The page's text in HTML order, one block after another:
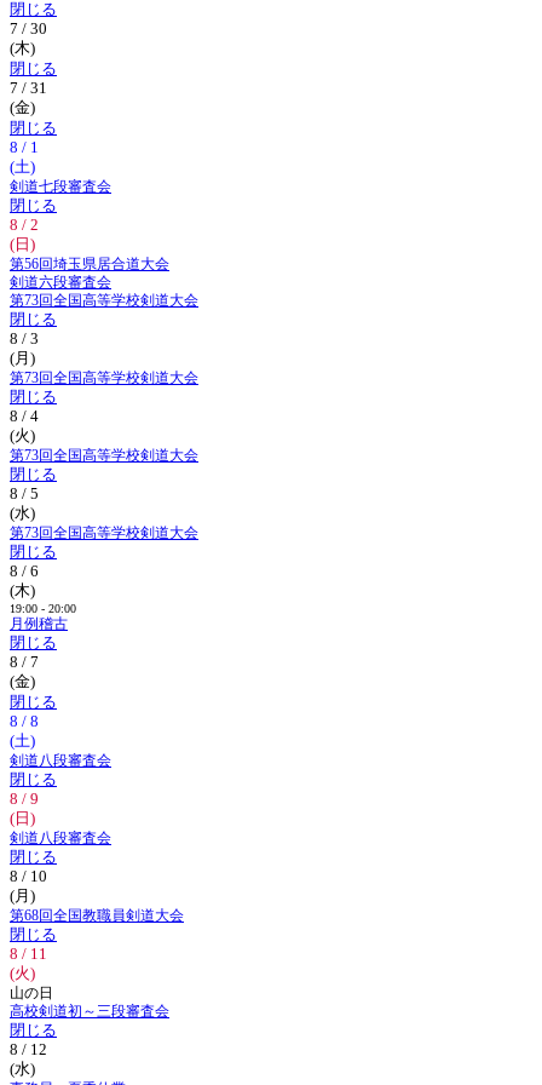
閉じる
7 / 30
(木)
閉じる
7 / 31
(金)
閉じる
8 / 1
(土)
剣道七段審査会
閉じる
8 / 2
(日)
第56回埼玉県居合道大会
剣道六段審査会
第73回全国高等学校剣道大会
閉じる
8 / 3
(月)
第73回全国高等学校剣道大会
閉じる
8 / 4
(火)
第73回全国高等学校剣道大会
閉じる
8 / 5
(水)
第73回全国高等学校剣道大会
閉じる
8 / 6
(木)
19:00 - 20:00
月例稽古
閉じる
8 / 7
(金)
閉じる
8 / 8
(土)
剣道八段審査会
閉じる
8 / 9
(日)
剣道八段審査会
閉じる
8 / 10
(月)
第68回全国教職員剣道大会
閉じる
8 / 11
(火)
山の日
高校剣道初～三段審査会
閉じる
8 / 12
(水)